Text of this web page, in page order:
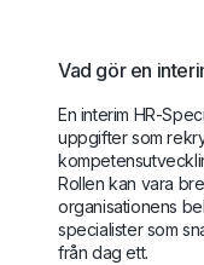
Vad gör en
En interim HR-
uppgifter som
Rollen kan vara
organisationens
specialister som
från dag ett.